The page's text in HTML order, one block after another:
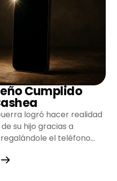
Cumplido
logró hacer realidad
su hijo gracias a
el teléfono
hogar.